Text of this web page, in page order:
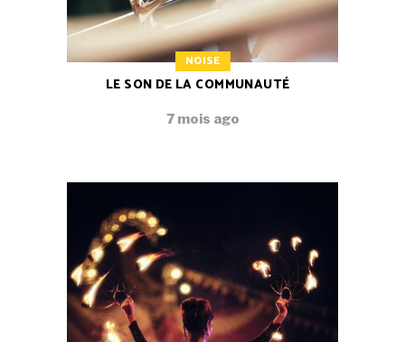
NOISE
LE SON DE LA COMMUNAUTÉ
7 mois ago